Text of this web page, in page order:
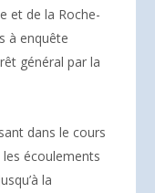
et de la Roche-
à enquête
général par la
dans le cours
les écoulements
la